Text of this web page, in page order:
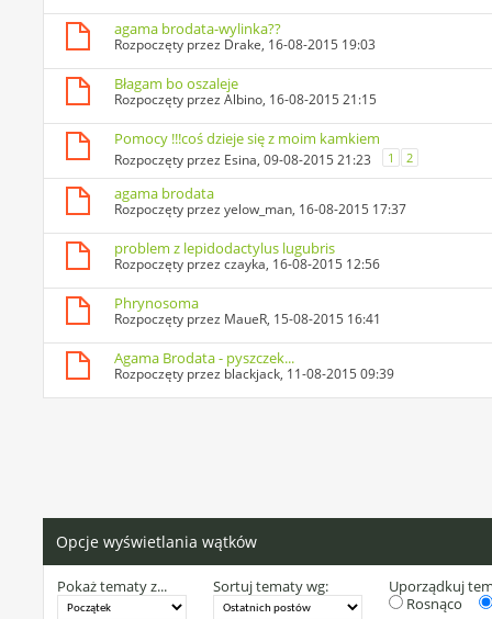
agama brodata-wylinka??
Rozpoczęty przez Drake, 16-08-2015 19:03
Błagam bo oszaleje
Rozpoczęty przezAlbino, 16-08-2015 21:15
Pomocy !!!coś dzieje się z moim kamkiem
Rozpoczęty przez Esina, 09-08-2015 21:23 1 2
agama brodata
Rozpoczęty przezyelow_man, 16-08-2015 17:37
problem z lepidodactylus lugubris
Rozpoczęty przezczayka, 16-08-2015 12:56
Phrynosoma
Rozpoczęty przez MaueR, 15-08-2015 16:41
Agama Brodata - pyszczek...
Rozpoczęty przez blackjack, 11-08-2015 09:39
Opcje wyświetlania wątków
Pokaż tematy z... Sortuj tematy wg:
Uporządkuj
Rosnąco